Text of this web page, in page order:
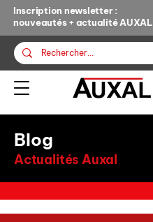
Inscription newsletter :
nouveautés + actualité AUXAL
Blog
Actualités Auxal